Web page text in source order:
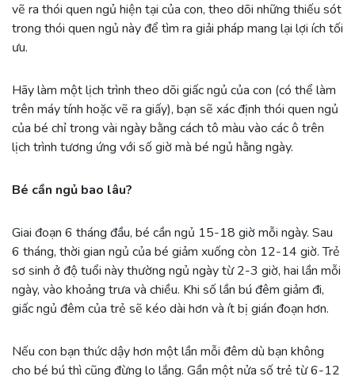
vẽ ra thói quen ngủ hiện tại của con, theo dõi những thiếu sót
trong thói quen ngủ này để tìm ra giải pháp mang lại lợi ích tối
ưu.
Hãy làm một lịch trình theo dõi giấc ngủ của con (có thể làm
trên máy tính hoặc vẽ ra giấy), bạn sẽ xác định thói quen ngủ
của bé chỉ trong vài ngày bằng cách tô màu vào các ô trên
lịch trình tương ứng với số giờ mà bé ngủ hằng ngày.
Bé cần ngủ bao lâu?
Giai đoạn 6 tháng đầu, bé cần ngủ 15-18 giờ mỗi ngày. Sau
6 tháng, thời gian ngủ của bé giảm xuống còn 12-14 giờ. Trẻ
sơ sinh ở độ tuổi này thường ngủ ngày từ 2-3 giờ, hai lần mỗi
ngày, vào khoảng trưa và chiều. Khi số lần bú đêm giảm đi,
giấc ngủ đêm của trẻ sẽ kéo dài hơn và ít bị gián đoạn hơn.
Nếu con bạn thức dậy hơn một lần mỗi đêm dù bạn không
cho bé bú thì cũng đừng lo lắng. Gần một nửa số trẻ từ 6-12